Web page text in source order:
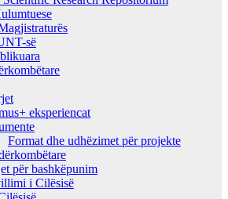
së
eksperiencat
Format dhe udhëzimet për projekte
për bashkëpunim
i Cilësisë